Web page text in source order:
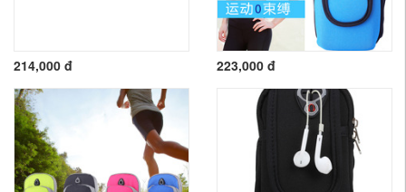
214,000 đ 223,000 đ